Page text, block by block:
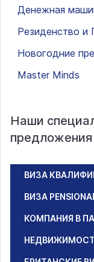
Денежная
Резиденство и
Новогодние
Master Minds
Наши
предложения
ВИЗА
ВИЗА
КОМПАНИЯ В